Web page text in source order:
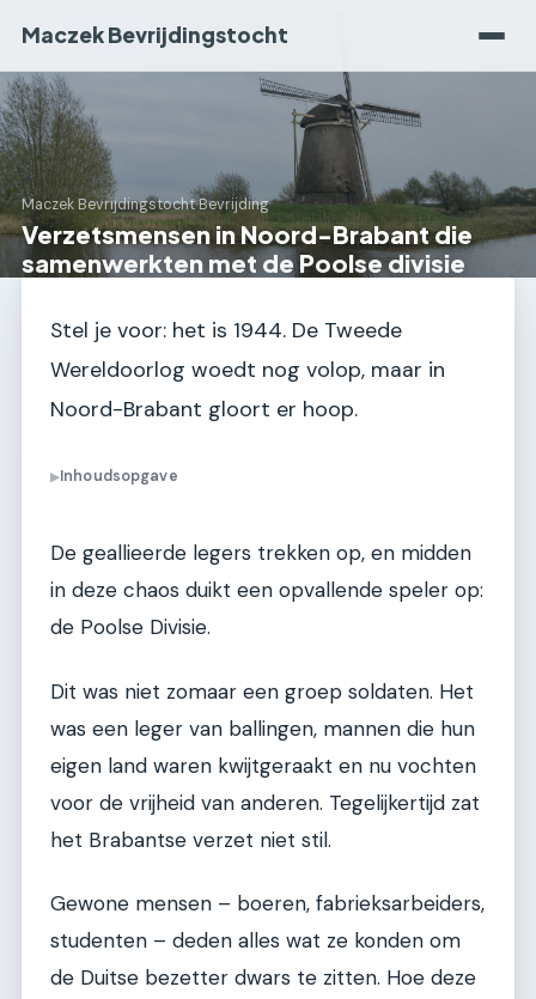
Maczek Bevrijdingstocht
Maczek Bevrijdingstocht›Bevrijding
Verzetsmensen in Noord-Brabant die
samenwerkten met de Poolse divisie
Stel je voor: het is 1944. De Tweede
Wereldoorlog woedt nog volop, maar in
Noord-Brabant gloort er hoop.
▶Inhoudsopgave
De geallieerde legers trekken op, en midden
in deze chaos duikt een opvallende speler op:
de Poolse Divisie.
Dit was niet zomaar een groep soldaten. Het
was een leger van ballingen, mannen die hun
eigen land waren kwijtgeraakt en nu vochten
voor de vrijheid van anderen. Tegelijkertijd zat
het Brabantse verzet niet stil.
Gewone mensen – boeren, fabrieksarbeiders,
studenten – deden alles wat ze konden om
de Duitse bezetter dwars te zitten. Hoe deze